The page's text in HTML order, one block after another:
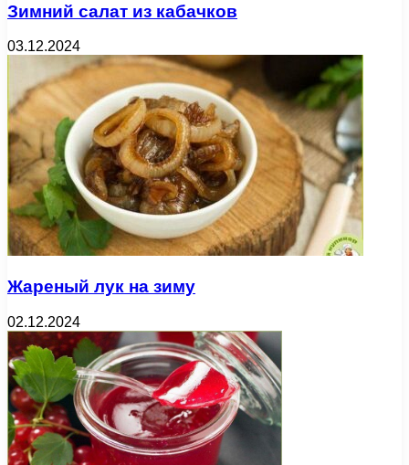
Зимний салат из кабачков
03.12.2024
Жареный лук на зиму
02.12.2024